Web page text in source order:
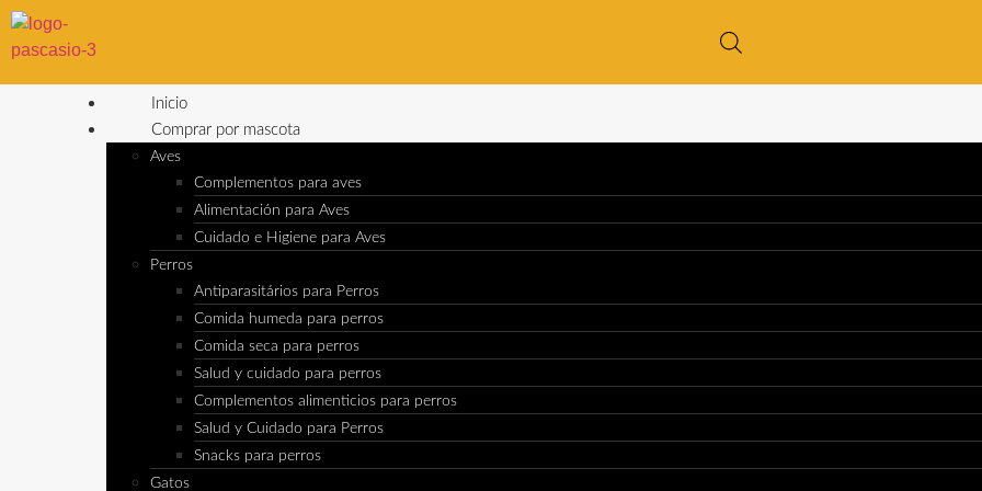
Inicio
Comprar por mascota
Aves
Complementos para aves
Alimentación para Aves
Cuidado e Higiene para Aves
Perros
Antiparasitários para Perros
Comida humeda para perros
Comida seca para perros
Salud y cuidado para perros
Complementos alimenticios para perros
Salud y Cuidado para Perros
Snacks para perros
Gatos